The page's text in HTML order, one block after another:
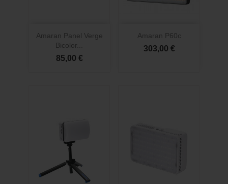
Amaran Panel Verge
Bicolor...
85,00 €
Amaran P60c
303,00 €